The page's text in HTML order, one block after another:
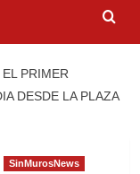
EL PRIMER
DESDE LA PLAZA
SinMurosNews